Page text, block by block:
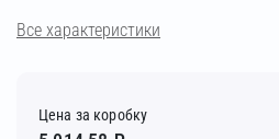
Все характеристики
Цена за коробку